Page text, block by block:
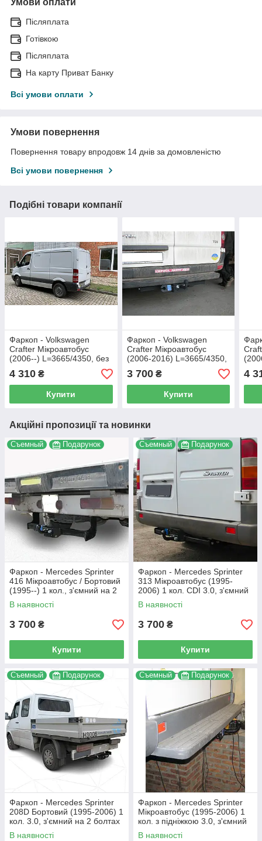
Післяплата
Готівкою
Післяплата
На карту Приват Банку
Всі умови оплати
Умови повернення
Повернення товару впродовж 14 днів за домовленістю
Всі умови повернення
Подібні товари компанії
Фаркоп - Volkswagen
Crafter Мікроавтобус
(2006--) L=3665/4350, без
підніжки, з'ємний литий на
пластині
4 310 ₴
Купити
Фаркоп - Volkswagen
Crafter Мікроавтобус
(2006-2016) L=3665/4350,
бампер із підніжкою,
з'ємний на пластині
3 700₴
Купити
4
Акційні пропозиції та новинки
Съемный Подарунок
Фаркоп - Mercedes Sprinter
416 Мікроавтобус / Бортовий
(1995--) 1 кол., з'ємний на 2
болтах на пластині
В наявності
3 700 ₴
Купити
Съемный Подарунок
Фаркоп - Mercedes Sprinter
313 Мікроавтобус (1995-
2006) 1 кол. CDI 3.0, з'ємний
на 2 болтах на пластині
В наявності
3 700 ₴
Купити
Съемный Подарунок
Фаркоп - Mercedes Sprinter
208D Бортовий (1995-2006) 1
кол. 3.0, з'ємний на 2 болтах
на пластині
В наявності
Съемный Подарунок
Фаркоп - Mercedes Sprinter
Мікроавтобус (1995-2006) 1
кол. з підніжкою 3.0, з'ємний
на 2 болтах
В наявності